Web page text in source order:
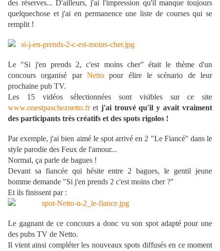
des réserves... D'ailleurs, j'ai l'impression qu'il manque toujours
quelquechose et j'ai en permanence une liste de courses qui se
remplit !
Le "Si j'en prends 2, c'est moins cher" était le thème d'un
concours organisé par Netto pour élire le scénario de leur
prochaine pub TV.
Les 15 vidéos sélectionnées sont visibles sur ce site
www.onestpascheznetto.fret j'ai trouvé qu'il y avait vraiment
des participants très créatifs et des spots rigolos !
Par exemple, j'ai bien aimé le spot arrivé en 2 "Le Fiancé" dans le
style parodie des Feux de l'amour...
Normal, ça parle de bagues !
Devant sa fiancée qui hésite entre 2 bagues, le gentil jeune
homme demande "Si j'en prends 2 c'est moins cher ?"
Et ils finissent par :
Le gagnant de ce concours a donc vu son spot adapté pour une
des pubs TV de Netto.
Il vient ainsi compléter les nouveaux spots diffusés en ce moment